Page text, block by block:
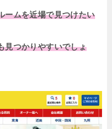
ームを近場で見つけたい
見つかりやすいでしょ